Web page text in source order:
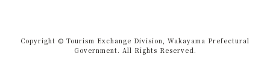
Copyright © Tourism Exchange Division, Wakayama Prefectural
Government. All Rights Reserved.